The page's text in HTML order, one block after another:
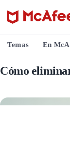
Temas En
Cómo